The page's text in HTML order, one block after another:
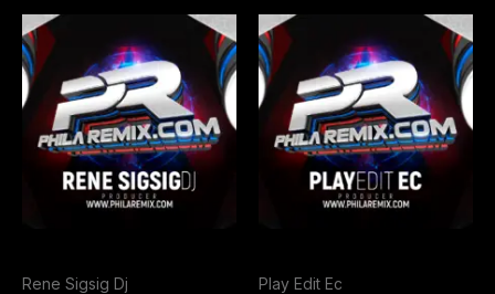
Rene Sigsig Dj Play Edit Ec